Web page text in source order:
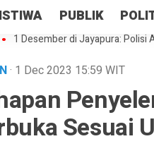
PUBLIK
Antisipasi 1 Desember, TNI
Gedung Perpustakaan SMPN 5
1 Desember di Jayapura: Polisi
· 1 Dec 2023 15:59 WIT
Sesuai